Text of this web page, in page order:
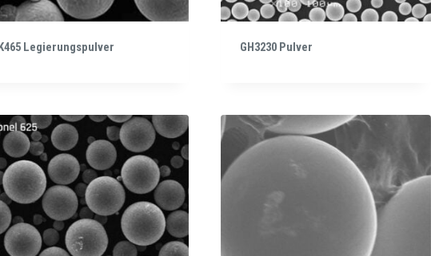
Legierungspulver GH3230 Pulver